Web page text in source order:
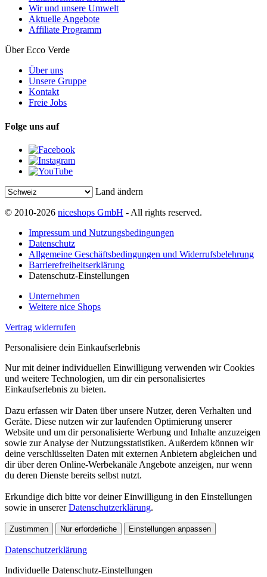
Wir und unsere Umwelt
Aktuelle Angebote
Affiliate Programm
Über Ecco Verde
Über uns
Unsere Gruppe
Kontakt
Freie Jobs
Folge uns auf
Land ändern
© 2010-2026 niceshops GmbH - All rights reserved.
Impressum und Nutzungsbedingungen
Datenschutz
Allgemeine Geschäftsbedingungen und Widerrufsbelehrung
Barrierefreiheitserklärung
Datenschutz-Einstellungen
Unternehmen
Weitere nice Shops
Vertrag widerrufen
Personalisiere dein Einkaufserlebnis
Nur mit deiner individuellen Einwilligung verwenden wir Cookies
und weitere Technologien, um dir ein personalisiertes
Einkaufserlebnis zu bieten.
Dazu erfassen wir Daten über unsere Nutzer, deren Verhalten und
Geräte. Diese nutzen wir zur laufenden Optimierung unserer
Website und um dir personalisierte Werbung und Inhalte anzuzeigen
sowie zur Analyse der Nutzungsstatistiken. Außerdem können wir
deine verschlüsselten Daten mit externen Anbietern abgleichen und
dir über deren Online-Werbekanäle Angebote anzeigen, nur wenn
du deren Dienste bereits selbst nutzt.
Erkundige dich bitte vor deiner Einwilligung in den Einstellungen
sowie in unsererDatenschutzerklärung.
Zustimmen Nur erforderliche Einstellungen anpassen
Datenschutzerklärung
Individuelle Datenschutz-Einstellungen